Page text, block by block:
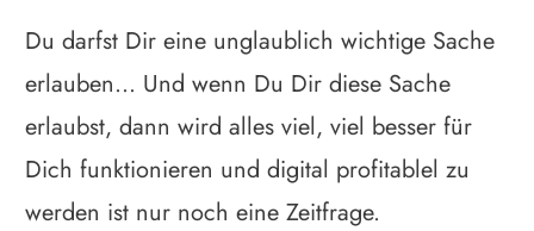
Du darfst Dir eine unglaublich wichtige Sache
erlauben... Und wenn Du Dir diese Sache
erlaubst, dann wird alles viel, viel besser für
Dich funktionieren und digital profitablel zu
werden ist nur noch eine Zeitfrage.